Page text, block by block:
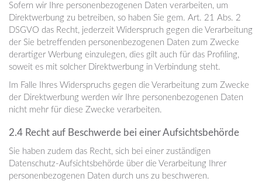
Sofern wir Ihre personenbezogenen Daten verarbeiten, um
Direktwerbung zu betreiben, so haben Sie gem. Art. 21 Abs. 2
DSGVO das Recht, jederzeit Widerspruch gegen die Verarbeitung
der Sie betreffenden personenbezogenen Daten zum Zwecke
derartiger Werbung einzulegen, dies gilt auch für das Profiling,
soweit es mit solcher Direktwerbung in Verbindung steht.
Im Falle Ihres Widerspruchs gegen die Verarbeitung zum Zwecke
der Direktwerbung werden wir Ihre personenbezogenen Daten
nicht mehr für diese Zwecke verarbeiten.
2.4 Recht auf Beschwerde bei einer Aufsichtsbehörde
Sie haben zudem das Recht, sich bei einer zuständigen
Datenschutz-Aufsichtsbehörde über die Verarbeitung Ihrer
personenbezogenen Daten durch uns zu beschweren.